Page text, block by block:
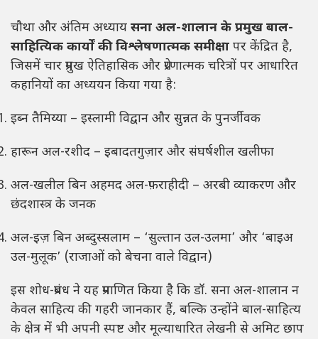
चौथा और अंतिम अध्याय सना अल-शालान के प्रमुख बाल-
साहित्यिक कार्यों की विश्लेषणात्मक समीक्षा पर केंद्रित है,
जिसमें चार प्रमुख ऐतिहासिक और प्रेरणात्मक चरित्रों पर आधारित
कहानियों का अध्ययन किया गया है:
इब्न तैमिय्या – इस्लामी विद्वान और सुन्नत के पुनर्जीवक
हारून अल-रशीद – इबादतगुज़ार और संघर्षशील खलीफा
अल-खलील बिन अहमद अल-फ़राहीदी – अरबी व्याकरण और
छंदशास्त्र के जनक
अल-इज़ बिन अब्दुस्सलाम – ‘सुल्तान उल-उलमा’ और ‘बाइअ
उल-मुलूक’ (राजाओं को बेचना वाले विद्वान)
इस शोध-प्रबंध ने यह प्रमाणित किया है कि डॉ. सना अल-शालान न
केवल साहित्य की गहरी जानकार हैं, बल्कि उन्होंने बाल-साहित्य
के क्षेत्र में भी अपनी स्पष्ट और मूल्याधारित लेखनी से अमिट छाप